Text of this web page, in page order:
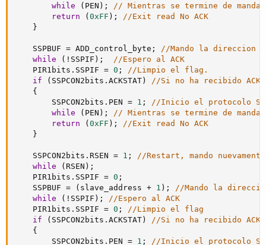
while
( PEN ) ;
// Mientras se termine de mandar
return
(0xFF ) ;
//Exit read No ACK
}
    SSPBUF
= ADD_control_byte ;
//Mando la direccion
while
( ! SSPIF ) ;
//Espero al ACK
    PIR1bits
. SSPIF = 0 ;
//Limpio el flag.
if
( SSPCON2bits . ACKSTAT)
//Si no ha recibido ACK,
{
        SSPCON2bits
. PEN = 1 ;
//Inicio el protocolo
while
( PEN ) ;
// Mientras se termine de mandar
return
(0xFF ) ;
//Exit read No ACK
}
    SSPCON2bits
. RSEN = 1 ;
//Restart, mando
while
( RSEN ) ;
    PIR1bits
. SSPIF = 0 ;
    SSPBUF
= ( slave_address + 1 ) ;
//Mando la
while
( ! SSPIF ) ;
//Espero al ACK
    PIR1bits
. SSPIF = 0 ;
//Limpio el flag
if
( SSPCON2bits . ACKSTAT)
//Si no ha recibido ACK,
{
        SSPCON2bits
. PEN = 1 ;
//Inicio el protocolo